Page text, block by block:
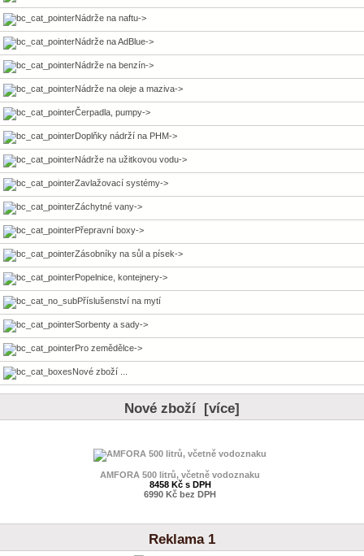
Nádrže na naftu->
Nádrže na AdBlue->
Nádrže na benzín->
Nádrže na oleje a maziva->
Čerpadla, pumpy->
Doplňky nádrží na PHM->
Nádrže na užitkovou vodu->
Zavlažovací systémy->
Záchytné vany->
Přepravní boxy->
Zásobníky na sůl a písek->
Popelnice, kontejnery->
Příslušenství na mytí
Sorbenty a sady->
Pro zemědělce->
Nové zboží ...
Nové zboží [více]
AMFORA 500 litrů, včetně vodoznaku
8458 Kč s DPH
6990 Kč bez DPH
Reklama 1